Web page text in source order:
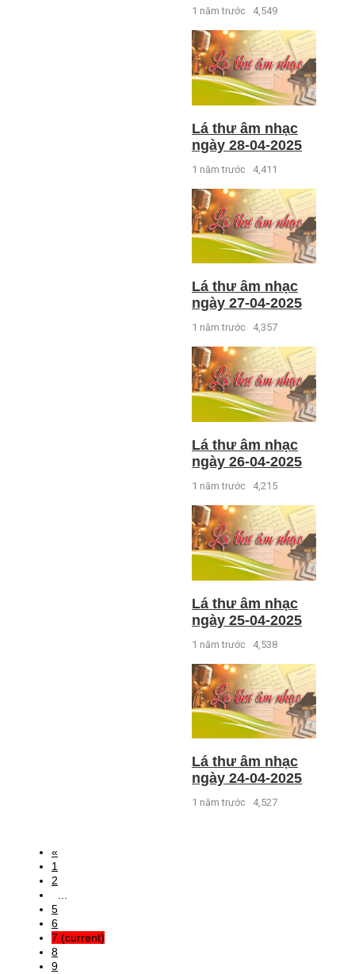
1 năm trước 4,549
Lá thư âm nhạc
ngày 28-04-2025
1 năm trước 4,411
Lá thư âm nhạc
ngày 27-04-2025
1 năm trước 4,357
Lá thư âm nhạc
ngày 26-04-2025
1 năm trước 4,215
Lá thư âm nhạc
ngày 25-04-2025
1 năm trước 4,538
Lá thư âm nhạc
ngày 24-04-2025
1 năm trước 4,527
«
1
2
5
6
7 (current)
8
9